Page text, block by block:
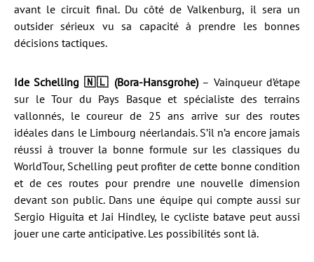
avant le circuit final. Du côté de Valkenburg, il sera un
outsider sérieux vu sa capacité à prendre les bonnes
décisions tactiques.
Ide Schelling 🇳🇱 (Bora-Hansgrohe)– Vainqueur d’étape
sur le Tour du Pays Basque et spécialiste des terrains
vallonnés, le coureur de 25 ans arrive sur des routes
idéales dans le Limbourg néerlandais. S’il n’a encore jamais
réussi à trouver la bonne formule sur les classiques du
WorldTour, Schelling peut profiter de cette bonne condition
et de ces routes pour prendre une nouvelle dimension
devant son public. Dans une équipe qui compte aussi sur
Sergio Higuita et Jai Hindley, le cycliste batave peut aussi
jouer une carte anticipative. Les possibilités sont là.